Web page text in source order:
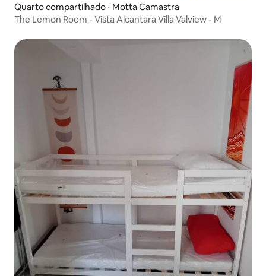
Quarto compartilhado ⋅ Motta Camastra
The Lemon Room - Vista Alcantara Villa Valview - M